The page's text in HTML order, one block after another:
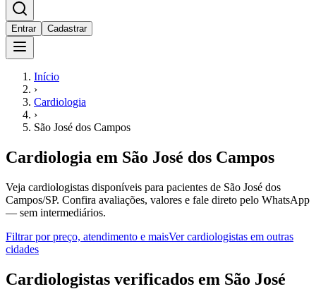
Entrar Cadastrar
Início
›
Cardiologia
›
São José dos Campos
Cardiologia em São José dos Campos
Veja cardiologistas disponíveis para pacientes de São José dos
Campos/SP. Confira avaliações, valores e fale direto pelo WhatsApp
— sem intermediários.
Filtrar por preço, atendimento e maisVercardiologistas em outras
cidades
Cardiologistas verificados em São José